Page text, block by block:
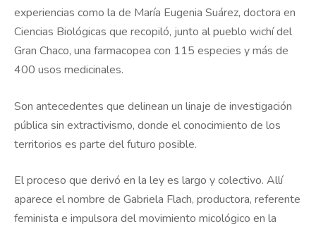
experiencias como la de María Eugenia Suárez, doctora en
Ciencias Biológicas que recopiló, junto al pueblo wichí del
Gran Chaco, una farmacopea con 115 especies y más de
400 usos medicinales.
Son antecedentes que delinean un linaje de investigación
pública sin extractivismo, donde el conocimiento de los
territorios es parte del futuro posible.
El proceso que derivó en la ley es largo y colectivo. Allí
aparece el nombre de Gabriela Flach, productora, referente
feminista e impulsora del movimiento micológico en la